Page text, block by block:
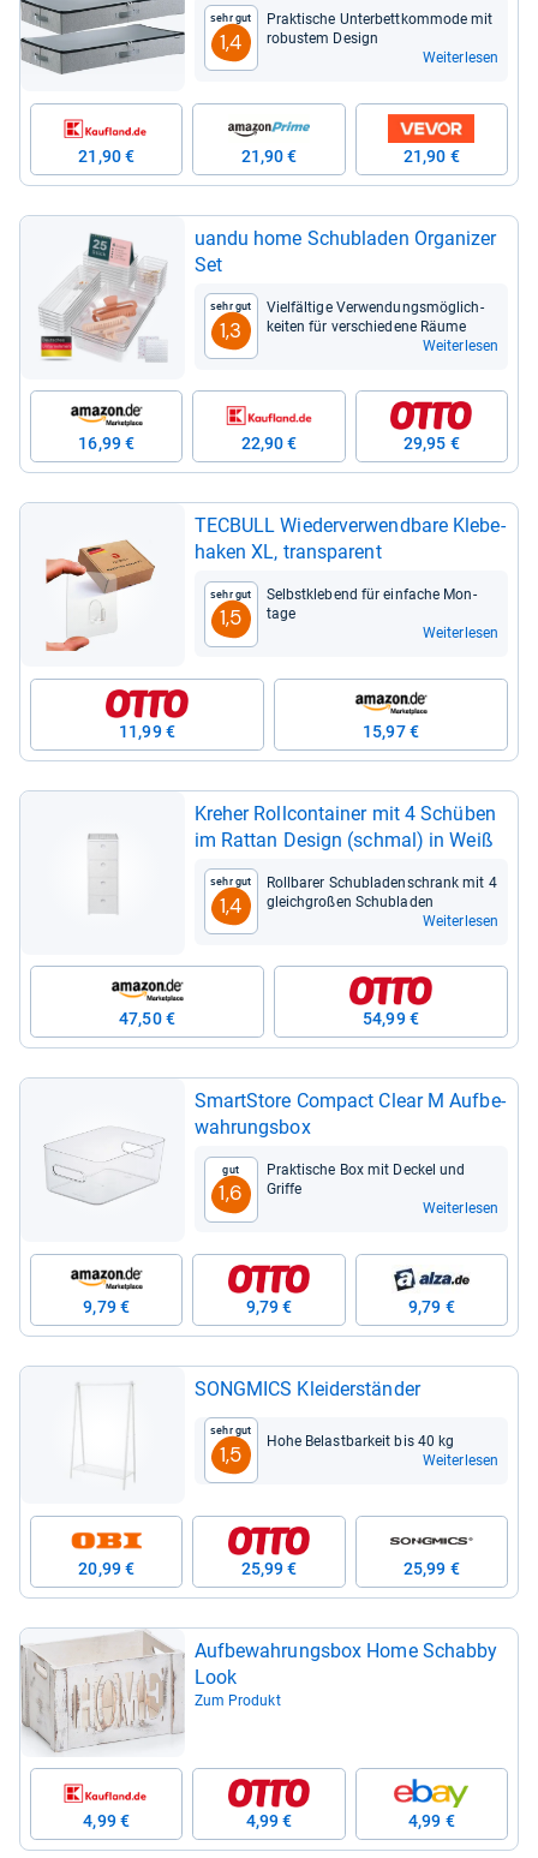
Sehr gut
1,4
Prak­ti­sche Unter­bett­kom­mode mit
robus­tem Design
Weiterlesen
21,90 € 21,90 € 21,90 €
uandu home Schub­la­den Orga­ni­zer
Set
Sehr gut
1,3
Viel­fäl­tige Ver­wen­dungs­mög­lich­
kei­ten für ver­schie­dene Räume
Weiterlesen
16,99 € 22,90 € 29,95 €
TEC­BULL Wie­der­ver­wend­bare Kle­be­
ha­ken XL, trans­pa­rent
Sehr gut
1,5
Selbst­kle­bend für ein­fa­che Mon­
tage
Weiterlesen
11,99 € 15,97 €
Kre­her Roll­con­tai­ner mit 4 Schü­ben
im Rat­tan Design (schmal) in Weiß
Sehr gut
1,4
Roll­ba­rer Schub­la­den­schrank mit 4
gleich­großen Schub­la­den
Weiterlesen
47,50 € 54,99 €
SmartS­tore Com­pact Clear M Auf­be­
wah­rungs­box
Gut
1,6
Prak­ti­sche Box mit Deckel und
Griffe
Weiterlesen
9,79 € 9,79 € 9,79 €
SONG­MICS Klei­der­stän­der
Sehr gut
1,5
Hohe Belast­bar­keit bis 40 kg
Weiterlesen
20,99 € 25,99 € 25,99 €
Auf­be­wah­rungs­box Home Schabby
Look
Zum Produkt
4,99 € 4,99 € 4,99 €